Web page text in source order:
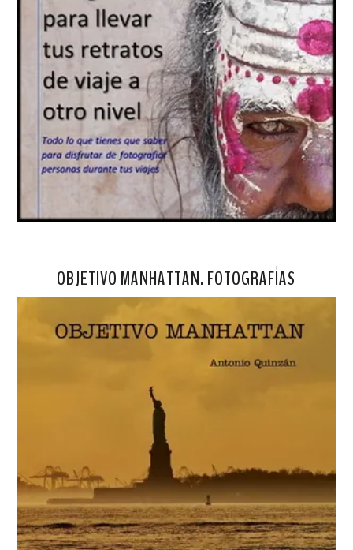
OBJETIVO MANHATTAN. FOTOGRAFÍAS